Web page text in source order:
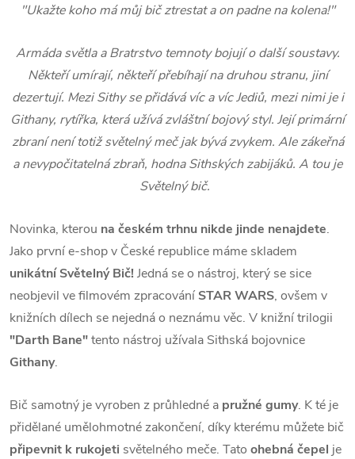
"Ukažte koho má můj bič ztrestat a on padne na kolena!"
Armáda světla a Bratrstvo temnoty bojují o další soustavy.
Někteří umírají, někteří přebíhají na druhou stranu, jiní
dezertují. Mezi Sithy se přidává víc a víc Jediů, mezi nimi je i
Githany, rytířka, která užívá zvláštní bojový styl. Její primární
zbraní není totiž světelný meč jak bývá zvykem. Ale zákeřná
a nevypočitatelná zbraň, hodna Sithských zabijáků. A tou je
Světelný bič.
Novinka, kterou na českém trhnu nikde jinde nenajdete.
Jako první e-shop v České republice máme skladem
unikátní Světelný Bič!Jedná se o nástroj, který se sice
neobjevil ve filmovém zpracování STAR WARS, ovšem v
knižních dílech se nejedná o neznámu věc. V knižní trilogii
"Darth Bane"tento nástroj užívala Sithská bojovnice
Githany.
Bič samotný je vyroben z průhledné a pružné gumy. K té je
přidělané umělohmotné zakončení, díky kterému můžete bič
připevnit k rukojeti světelného meče. Tato ohebná čepel je